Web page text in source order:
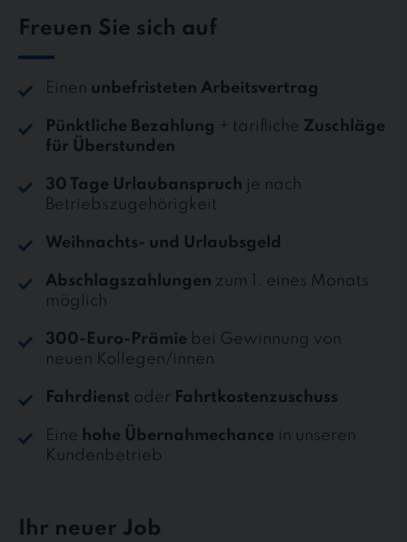
Freuen Sie sich auf
Einen unbefristeten Arbeitsvertrag
Pünktliche Bezahlung + tarifliche Zuschläge
für Überstunden
30 Tage Urlaubanspruch je nach
Betriebszugehörigkeit
Weihnachts- und Urlaubsgeld
Abschlagszahlungen zum 1. eines Monats
möglich
300-Euro-Prämie bei Gewinnung von
neuen Kollegen/innen
Fahrdienst oder Fahrtkostenzuschuss
Eine hohe Übernahmechance in unseren
Kundenbetrieb
Ihr neuer Job